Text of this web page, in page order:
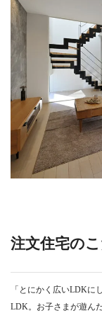
注文住宅の
「とにかく広いLDKに
LDK。お子さまが遊ん